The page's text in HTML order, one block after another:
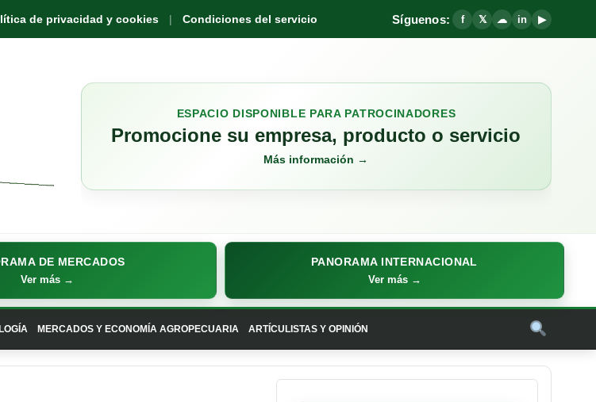
de privacidad y cookies Condiciones del servicio Síguenos: f 𝕏 ☁ in ▶
ESPACIO DISPONIBLE PARA PATROCINADORES
Promocione su empresa, producto o servicio
Más información →
DE MERCADOS
Ver más →
PANORAMA INTERNACIONAL
Ver más →
MERCADOS Y ECONOMÍA AGROPECUARIA ARTÍCULISTAS Y OPINIÓN